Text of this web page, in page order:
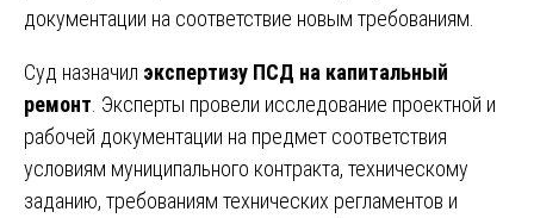
документации на соответствие новым требованиям.
Суд назначил экспертизу ПСД на капитальный
ремонт . Эксперты провели исследование проектной и
рабочей документации на предмет соответствия
условиям муниципального контракта, техническому
заданию, требованиям технических регламентов и